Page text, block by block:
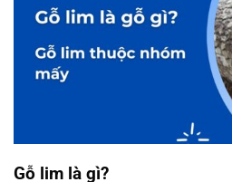
Gỗ lim là gì?